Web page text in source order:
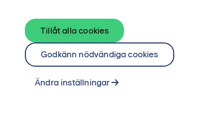
I den här ljusa och sociala gaveltrean finns gott
om plats för livet. Här njuter du av en generös
balkong med kvällssol och utsikt mot den gröna
gården samt ett underbart ljusinsläpp från
fönster i tre väderstreck. Dessutom har du
Ändra inställningar
Godkänn nödvändiga cookies
Tillåt alla cookies